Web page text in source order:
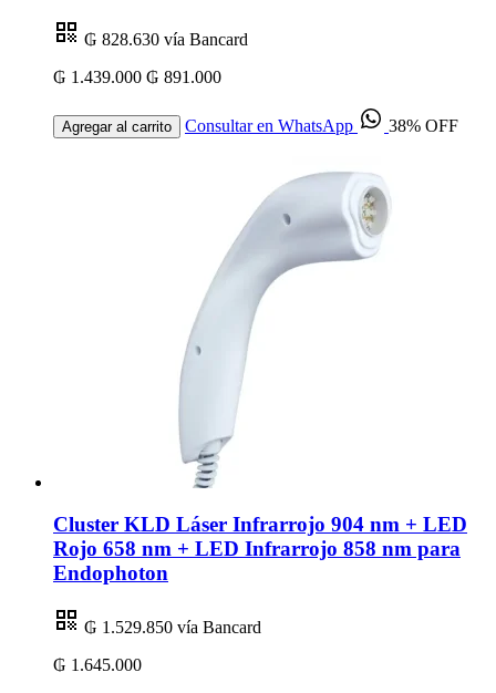
₲ 828.630 vía Bancard
₲ 1.439.000 ₲ 891.000
Agregar al carrito Consultar en WhatsApp 38% OFF
Cluster KLD Láser Infrarrojo 904 nm + LED
Rojo 658 nm + LED Infrarrojo 858 nm para
Endophoton
₲ 1.529.850 vía Bancard
₲ 1.645.000